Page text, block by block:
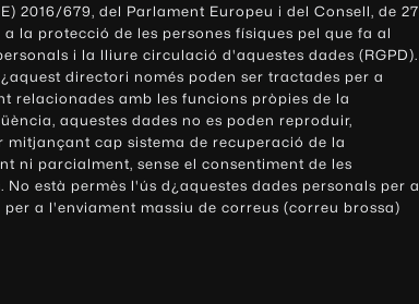
2016/679, del Parlament Europeu i del Consell, de 27
la protecció de les persones físiques pel que fa al
i la lliure circulació d'aquestes dades (RGPD).
directori només poden ser tractades per a
relacionades amb les funcions pròpies de la
aquestes dades no es poden reproduir,
mitjançant cap sistema de recuperació de la
ni parcialment, sense el consentiment de les
No està permès l'ús d¿aquestes dades personals per a
a l'enviament massiu de correus (correu brossa)